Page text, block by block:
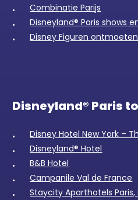
Combinatie Parijs
Disneyland® Paris shows
Disney Figuren ontmoeten
Disneyland® Paris
Disney Hotel New York –
Disneyland® Hotel
B&B Hotel
Campanile Val de France
Staycity Aparthotels